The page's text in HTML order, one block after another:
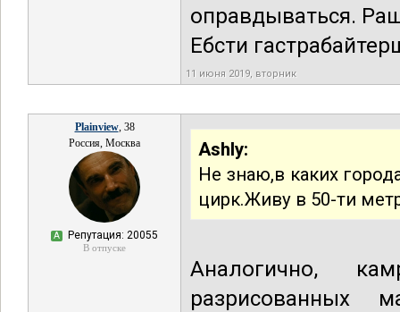
оправдываться.
Ебсти
11 июня 2019, вторник
Plainview, 38
Россия, Москва
А Репутация: 20055
В отпуске
Ashly:
Не знаю,в каких
цирк.Живу в 50-ти
Аналогично,